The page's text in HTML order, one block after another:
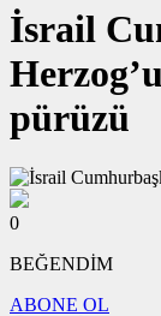
İsrail
pürüzü
0
BEĞENDİM
ABONE OL